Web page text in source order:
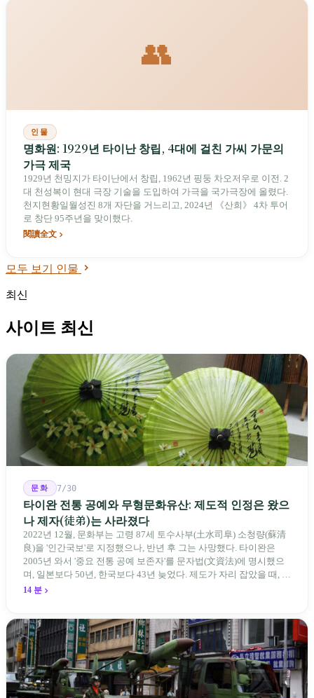
👥
인물
명화원: 1929년 타이난 창립, 4대에 걸친 가씨 가문의
가극 제국
1929년 천밍지가 타이난에서 창립, 1962년 핑둥 차오저우로 이전. 2
대 천성복이 현대 극장 기술을 도입하여 가극을 국가극장에 올렸다.
천지현황일월성진 8개 자단을 거느리고, 2024년 《산희》 4차 투어
로 창단 95주년을 맞이했다.
閱讀全文
모두 보기 인물
최신
사이트 최신
문화 7/30
타이완 전통 공예와 무형문화유산: 제도적 인정은 왔으
나 제자(徒弟)는 사라졌다
2022년 12월, 문화부는 고령 87세 토수사부(土水司阜) 소청량(蘇清
良)을 '인간국보'로 지정했으나, 반년 후 그는 사망했다. 타이완은
2005년 와서 '중요 전통 공예 보존자'를 문자법(文資法)에 명시했으
며, 일본보다 50년, 한국보다 43년 늦었다. 제도가 자리 잡았을 때, 제
자 제도는 이미 1970-80년대 산업화 과정에서 붕괴되었다. 600여 명
14 분